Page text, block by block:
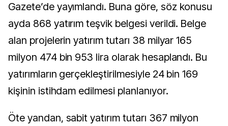
Gazete’de yayımlandı. Buna göre, söz konusu
ayda 868 yatırım teşvik belgesi verildi. Belge
alan projelerin yatırım tutarı 38 milyar 165
milyon 474 bin 953 lira olarak hesaplandı. Bu
yatırımların gerçekleştirilmesiyle 24 bin 169
kişinin istihdam edilmesi planlanıyor.
Öte yandan, sabit yatırım tutarı 367 milyon